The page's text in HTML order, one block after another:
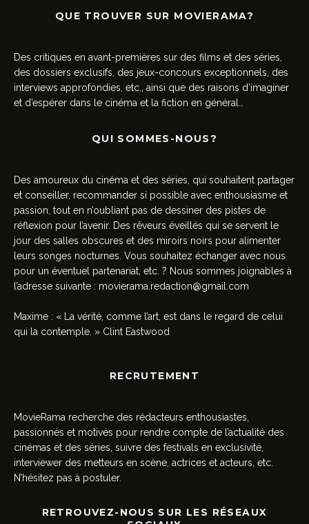
QUE TROUVER SUR MOVIERAMA?
Des critiques en avant-premières sur des films et des séries,
des dossiers exclusifs, des jeux-concours exceptionnels, des
interviews approfondies, etc., ainsi que des raisons d’imaginer
et d’espérer dans le cinéma et la fiction en général…
QUI SOMMES-NOUS?
Des amoureux du cinéma et des séries, qui souhaitent partager
et conseiller, recommander si possible avec enthousiasme et
passion, tout en n’oubliant pas de dessiner des pistes de
réflexion pour l’avenir. Des rêveurs éveillés qui se servent le
jour des salles obscures et des miroirs noirs pour alimenter
leurs songes nocturnes. Vous souhaitez échanger avec nous
pour un éventuel partenariat, etc. ? Nous sommes joignables à
l’adresse suivante : movierama.redaction@gmail.com
Maxime : « La vérité, comme l’art, est dans le regard de celui
qui la contemple. » Clint Eastwood
RECRUTEMENT
MovieRama recherche des rédacteurs enthousiastes,
passionnés et motivés pour rendre compte de l’actualité des
cinémas et des séries, suivre des festivals en exclusivité,
interviewer des metteurs en scène, actrices et acteurs, etc.
N’hésitez pas à postuler.
RETROUVEZ-NOUS SUR LES RÉSEAUX